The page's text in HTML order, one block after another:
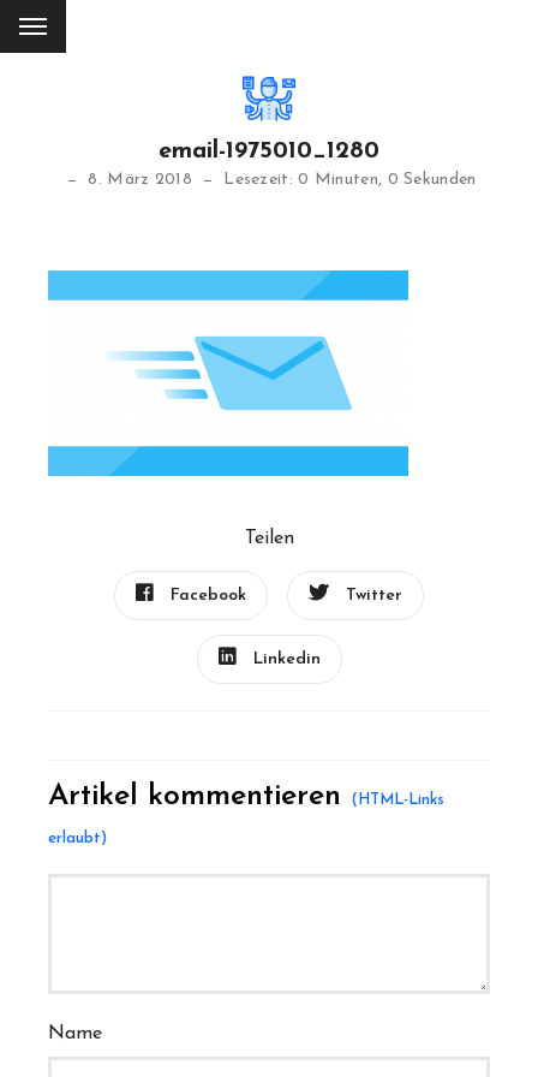
email-1975010_1280
8. März 2018 Lesezeit: 0 Minuten, 0 Sekunden
Teilen
Facebook Twitter
Linkedin
Artikel kommentieren
Name